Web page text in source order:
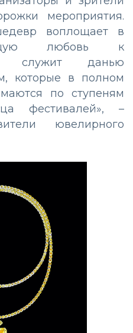
мероприятия.
воплощает в
любовь к
служит данью
которые в полном
по ступеням
фестивалей», –
ювелирного